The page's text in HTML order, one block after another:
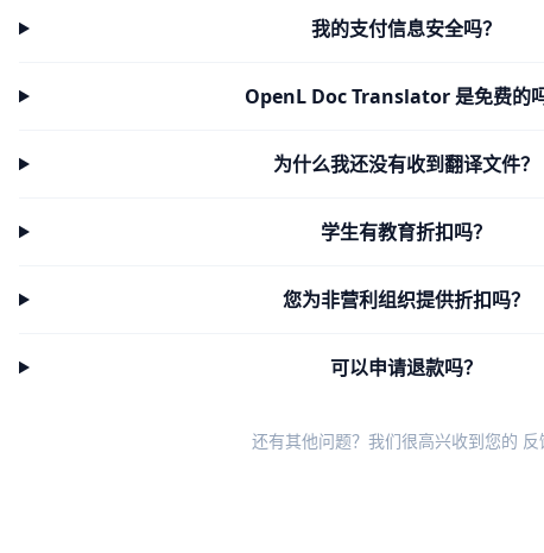
我的支付信息安全吗？
OpenL Doc Translator 是免费的
为什么我还没有收到翻译文件？
学生有教育折扣吗？
您为非营利组织提供折扣吗？
可以申请退款吗？
还有其他问题？我们很高兴收到您的 反